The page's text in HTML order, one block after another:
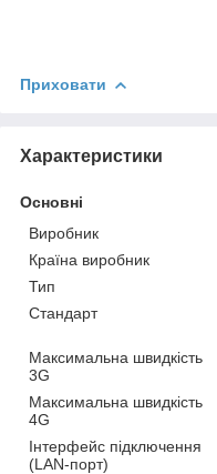
Приховати
Характеристики
Основні
Виробник
Країна виробник
Тип
Стандарт
Максимальна швидкість
3G
Максимальна швидкість
4G
Інтерфейс підключення
(LAN-порт)